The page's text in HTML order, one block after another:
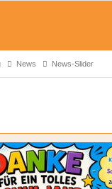
News News-Slider